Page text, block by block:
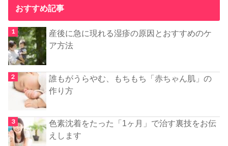
おすすめ記事
産後に急に現れる湿疹の原因とおすすめのケ
ア方法
誰もがうらやむ、もちもち「赤ちゃん肌」の
作り方
色素沈着をたった「1ヶ月」で治す裏技をお伝
えします